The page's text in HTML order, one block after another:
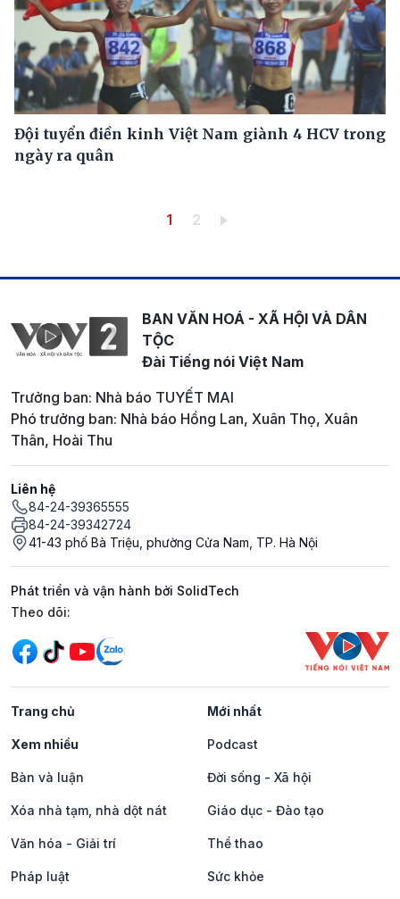
Đội tuyển điền kinh Việt Nam giành 4 HCV trong
ngày ra quân
Trang hiện thời
1 Trang
2
BAN VĂN HOÁ - XÃ HỘI VÀ DÂN
TỘC
Đài Tiếng nói Việt Nam
Trưởng ban: Nhà báo TUYẾT MAI
Phó trưởng ban: Nhà báo Hồng Lan, Xuân Thọ, Xuân
Thân, Hoài Thu
Liên hệ
84-24-39365555
84-24-39342724
41-43 phố Bà Triệu, phường Cửa Nam, TP. Hà Nội
Phát triển và vận hành bởi SolidTech
Mạng xã hội
Theo dõi:
Trang chủ Mới nhất
Xem nhiều Podcast
Bàn và luận Đời sống - Xã hội
Xóa nhà tạm, nhà dột nát Giáo dục - Đào tạo
Văn hóa - Giải trí Thể thao
Pháp luật Sức khỏe